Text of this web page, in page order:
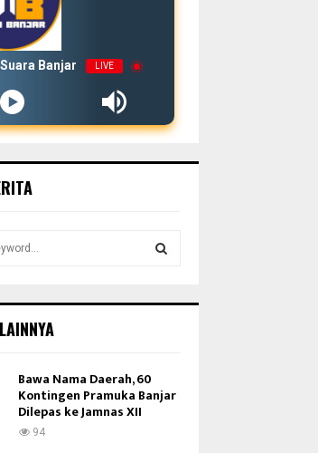
Banjar LIVE
R
Bawa Nama Daerah, 60
Kontingen Pramuka Banjar
Dilepas ke Jamnas XII
94